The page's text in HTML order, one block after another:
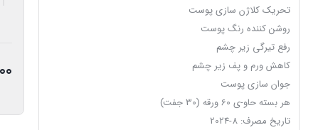
تحریک کلاژن سازی پوست
روشن کننده رنگ پوست
رفع تیرگی زیر چشم
کاهش ورم و پف زیر چشم
جوان سازی پوست
هر بسته حاو-ی 60 ورقه (30 جفت)
تاریخ مصرف: 8-2024